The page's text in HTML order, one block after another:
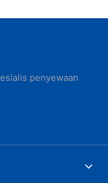
penyewaan